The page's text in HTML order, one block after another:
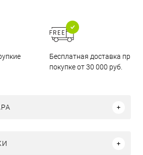
Бесплатная доставка при
покупке от 30 000 руб.